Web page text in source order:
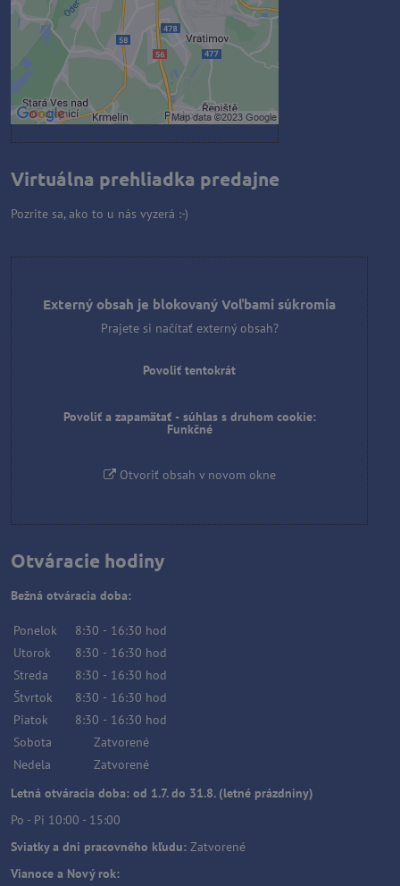
Povoliť a zapamätať - súhlas s
druhom cookie: Funkčné
Otvoriť obsah v novom okne
Virtuálna prehliadka predajne
Pozrite sa, ako to u nás vyzerá :-)
Externý obsah je blokovaný Voľbami súkromia
Prajete si načítať externý obsah?
Povoliť tentokrát
Povoliť a zapamätať - súhlas s druhom cookie:
Funkčné
Otvoriť obsah v novom okne
Otváracie hodiny
Bežná otváracia doba:
Ponelok 8:30 - 16:30 hod
Utorok
8:30 - 16:30 hod
Streda
8:30 - 16:30 hod
Štvrtok
8:30 - 16:30 hod
Piatok
8:30 - 16:30 hod
Sobota
Zatvorené
Nedela
Zatvorené
Letná otváracia doba: od 1.7. do 31.8. (letné prázdniny)
Po - Pi 10:00 - 15:00
Sviatky a dni pracovného kľudu: Zatvorené
Vianoce a Nový rok: